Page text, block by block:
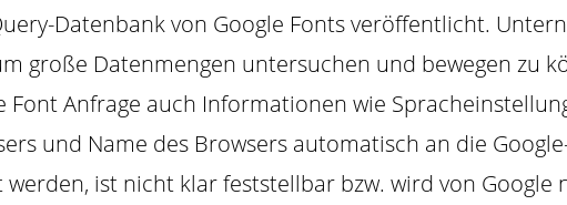
Datenbank von Google Fonts veröffentlicht.
große Datenmengen untersuchen und bewegen zu
Anfrage auch Informationen wie
und Name des Browsers automatisch an die
ist nicht klar feststellbar bzw. wird von Google